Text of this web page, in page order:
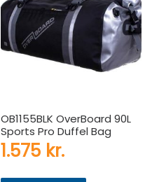
OB1155BLK OverBoard 90L
Sports Pro Duffel Bag
1.575 kr.